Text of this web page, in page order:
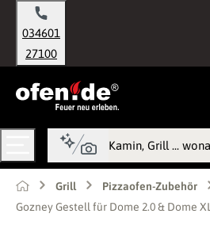
springen
034601
27100
Grill
Pizzaofen-Zubehör
Gozney Gestell für Dome 2.0 & Dome XL